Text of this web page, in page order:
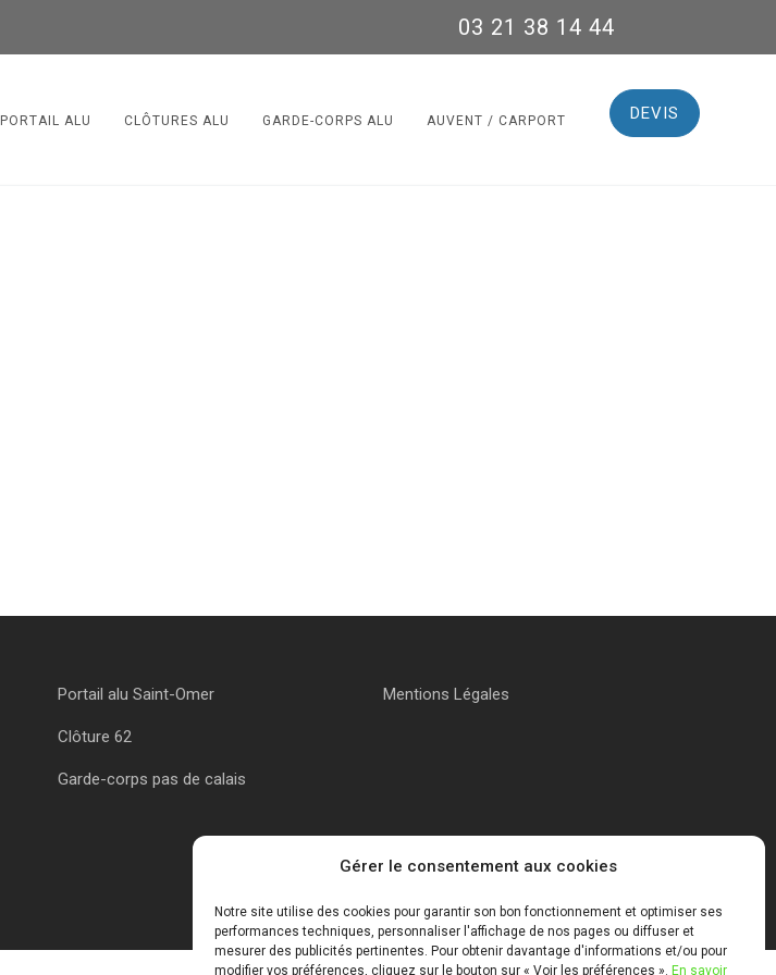
Gérer le consentement aux cookies
Notre site utilise des cookies pour garantir son bon fonctionnement et optimiser ses
performances techniques, personnaliser l'affichage de nos pages ou diffuser et
mesurer des publicités pertinentes. Pour obtenir davantage d'informations et/ou pour
modifier vos préférences, cliquez sur le bouton sur « Voir les préférences ». En savoir
03 21 38 14 44
DEVIS
PORTAIL ALU CLÔTURES ALU GARDE-CORPS ALU AUVENT / CARPORT
Portail alu Saint-Omer
Clôture 62
Garde-corps pas de calais
Mentions Légales